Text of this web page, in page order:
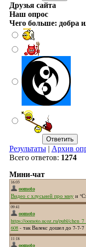
Друзья сайта
Наш опрос
Чего больше: добра
Результаты| Архив
Всего ответов: 1274
Мини-чат